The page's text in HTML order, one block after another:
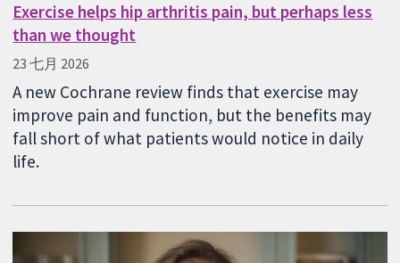
Exercise helps hip arthritis pain, but perhaps less
than we thought
23 七月 2026
A new Cochrane review finds that exercise may
improve pain and function, but the benefits may
fall short of what patients would notice in daily
life.